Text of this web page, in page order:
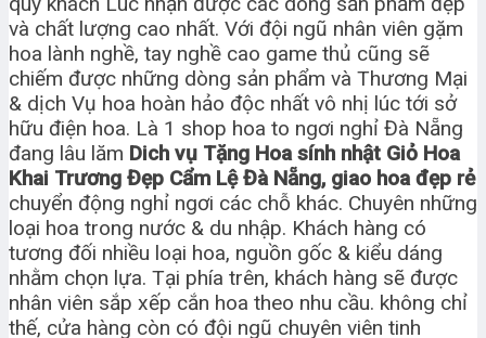
và chất lượng cao nhất. Với đội ngũ nhân viên gặm
hoa lành nghề, tay nghề cao game thủ cũng sẽ
chiếm được những dòng sản phẩm và Thương Mại
& dịch Vụ hoa hoàn hảo độc nhất vô nhị lúc tới sở
hữu điện hoa. Là 1 shop hoa to ngơi nghỉ Đà Nẵng
đang lâu lăm Dich vụ Tặng Hoa sính nhật Giỏ Hoa
Khai Trương Đẹp Cẩm Lệ Đà Nẵng, giao hoa đẹp rẻ
chuyển động nghỉ ngơi các chỗ khác. Chuyên những
loại hoa trong nước & du nhập. Khách hàng có
tương đối nhiều loại hoa, nguồn gốc & kiểu dáng
nhằm chọn lựa. Tại phía trên, khách hàng sẽ được
nhân viên sắp xếp cắn hoa theo nhu cầu. không chỉ
thế, cửa hàng còn có đội ngũ chuyên viên tinh